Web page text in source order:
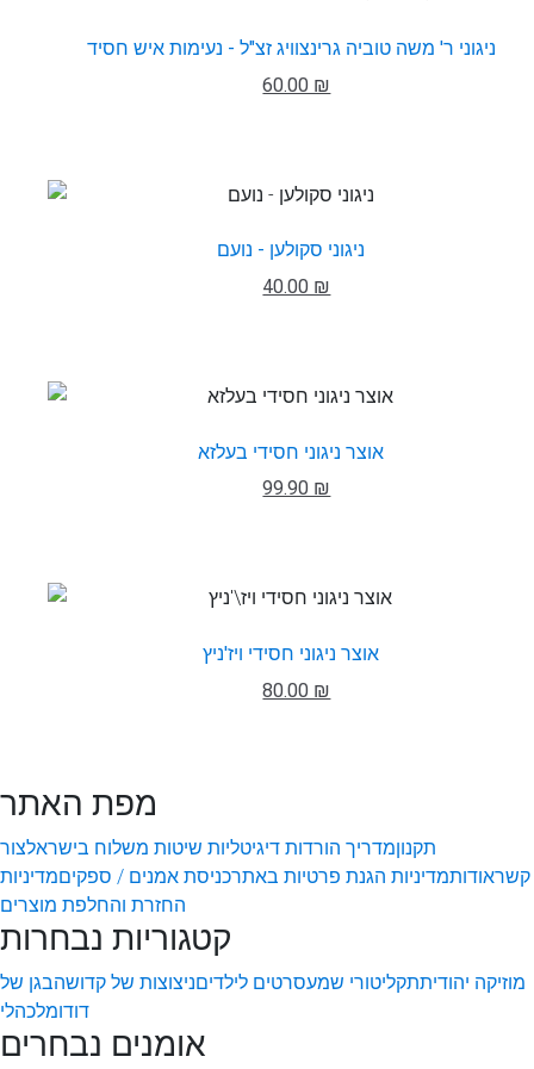
ניגוני ר' משה טוביה גרינצוויג זצ"ל - נעימות איש חסיד
60.00 ₪
ניגוני סקולען - נועם
40.00 ₪
אוצר ניגוני חסידי בעלזא
99.90 ₪
אוצר ניגוני חסידי ויז'ניץ
80.00 ₪
מפת האתר
תקנוןמדריך הורדות דיגיטליות שיטות משלוח בישראלצור
קשראודותמדיניות הגנת פרטיות באתרכניסת אמנים / ספקיםמדיניות
החזרת והחלפת מוצרים
קטגוריות נבחרות
מוזיקה יהודיתתקליטורי שמעסרטים לילדיםניצוצות של קדושהבגן של
דודומלכהלי
אומנים נבחרים